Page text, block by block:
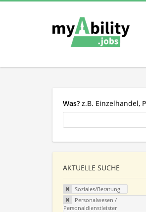
Was? z.B. Einzelhandel,
AKTUELLE SUCHE
Soziales/Beratung
Personalwesen /
Personaldienstleister